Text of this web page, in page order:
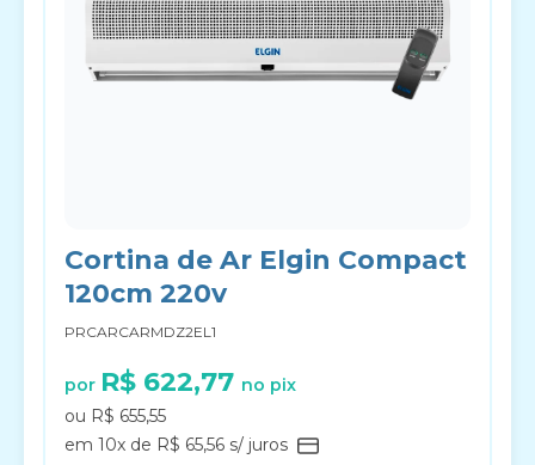
Cortina de Ar Elgin Compact
120cm 220v
PRCARCARMDZ2EL1
por R$ 622,77 no pix
ou R$ 655,55
em 10x de R$ 65,56 s/ juros